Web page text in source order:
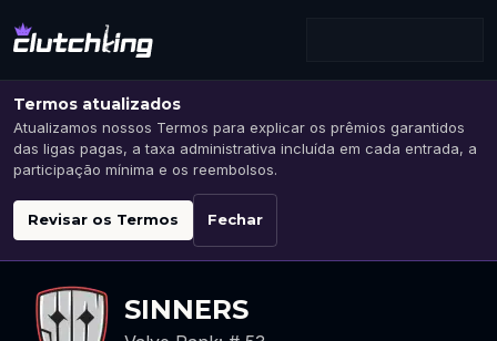
Termos atualizados
Atualizamos nossos Termos para explicar os prêmios garantidos
das ligas pagas, a taxa administrativa incluída em cada entrada, a
participação mínima e os reembolsos.
Revisar os Termos Fechar
SINNERS